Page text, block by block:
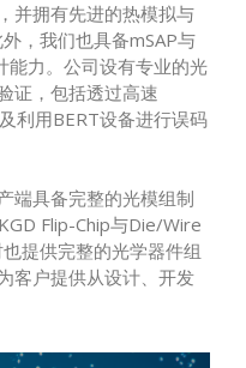
并拥有先进的热模拟与
，我们也具备mSAP与
力。公司设有专业的光
证，包括透过高速
利用BERT设备进行误码
端具备完整的光模组制
Flip-Chip与Die/Wire
提供完整的光学器件组
客户提供从设计、开发